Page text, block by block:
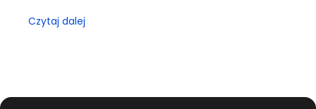
Czytaj dalej